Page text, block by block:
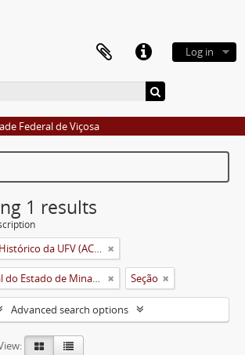
Log in
Federal de Viçosa
1 results
Arquivo Central e Histórico da UFV (ACH-UFV)
Universidade Rural do Estado de Minas Gerais (Uremg) Seção
Advanced search options